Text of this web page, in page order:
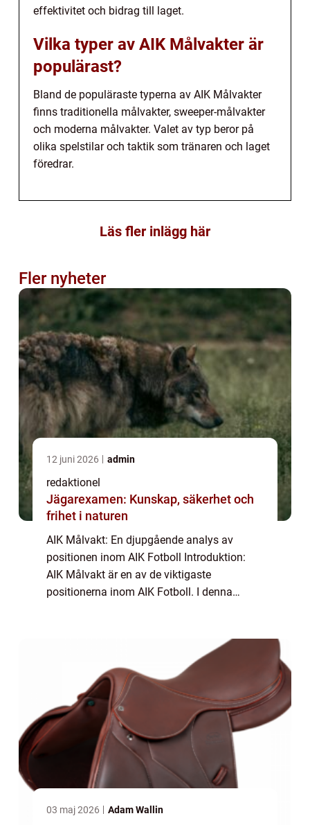
effektivitet och bidrag till laget.
Vilka typer av AIK Målvakter är
populärast?
Bland de populäraste typerna av AIK Målvakter
finns traditionella målvakter, sweeper-målvakter
och moderna målvakter. Valet av typ beror på
olika spelstilar och taktik som tränaren och laget
föredrar.
Läs fler inlägg här
Fler nyheter
12 juni 2026 admin
redaktionel
Jägarexamen: Kunskap, säkerhet och
frihet i naturen
AIK Målvakt: En djupgående analys av
positionen inom AIK Fotboll Introduktion:
AIK Målvakt är en av de viktigaste
positionerna inom AIK Fotboll. I denna
03 maj 2026 Adam Wallin